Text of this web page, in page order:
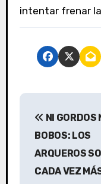
intentar frenar
N
NI GORDOS
BOBOS: LOS
ARQUEROS
CADA VEZ